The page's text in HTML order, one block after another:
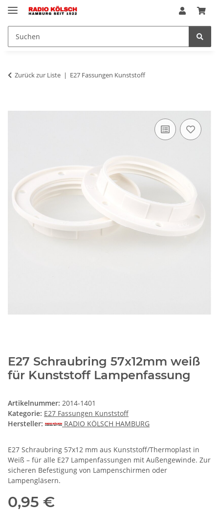
Zurück zur Liste E27 Fassungen Kunststoff
E27 Schraubring 57x12mm weiß
für Kunststoff Lampenfassung
Artikelnummer: 2014-1401
Kategorie: E27 Fassungen Kunststoff
Hersteller:
RADIO KÖLSCH HAMBURG
E27 Schraubring 57x12 mm aus Kunststoff/Thermoplast in
Weiß – für alle E27 Lampenfassungen mit Außengewinde. Zur
sicheren Befestigung von Lampenschirmen oder
Lampengläsern.
0,95 €